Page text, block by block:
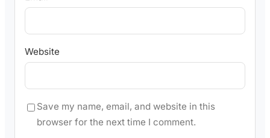
Website
Save my name, email, and website in this
browser for the next time I comment.